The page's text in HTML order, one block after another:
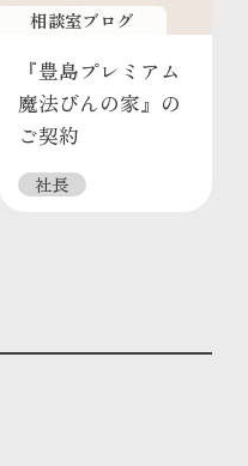
相談室ブログ
『豊島プレミアム
魔法びんの家』の
ご契約
社長